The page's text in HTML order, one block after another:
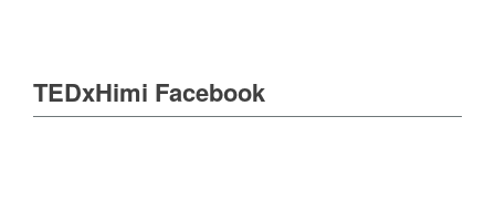
TEDxHimi Facebook